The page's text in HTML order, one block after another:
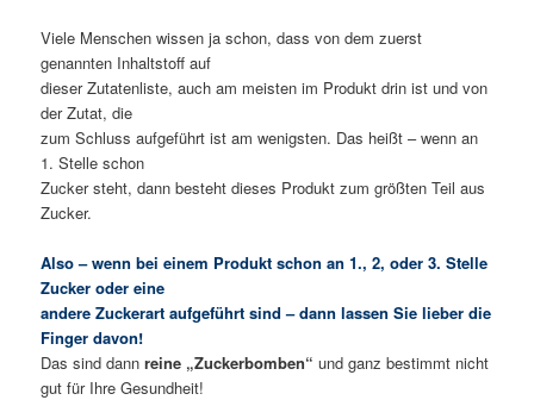
Viele Menschen wissen ja schon, dass von dem zuerst
genannten Inhaltstoff auf
dieser Zutatenliste, auch am meisten im Produkt drin ist und von
der Zutat, die
zum Schluss aufgeführt ist am wenigsten. Das heißt – wenn an
1. Stelle schon
Zucker steht, dann besteht dieses Produkt zum größten Teil aus
Zucker.
Also – wenn bei einem Produkt schon an 1., 2, oder 3. Stelle
Zucker oder eine
andere Zuckerart aufgeführt sind – dann lassen Sie lieber die
Finger davon!
Das sind dannreine „Zuckerbomben“ und ganz bestimmt nicht
gut für Ihre Gesundheit!